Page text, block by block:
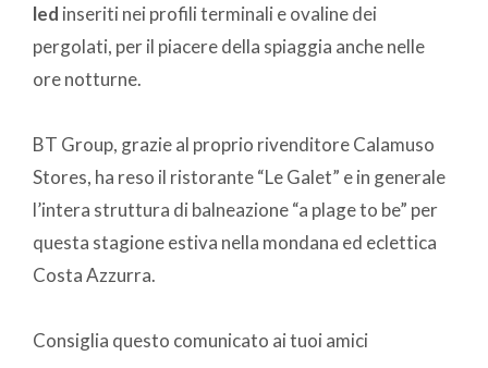
led inseriti nei profili terminali e ovaline dei
pergolati, per il piacere della spiaggia anche nelle
ore notturne.
BT Group, grazie al proprio rivenditore Calamuso
Stores, ha reso il ristorante “Le Galet” e in generale
l’intera struttura di balneazione “a plage to be” per
questa stagione estiva nella mondana ed eclettica
Costa Azzurra.
Consiglia questo comunicato ai tuoi amici